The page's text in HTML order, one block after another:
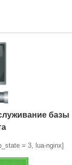
базы
= 3, lua-nginx]